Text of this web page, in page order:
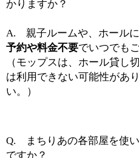
かりますか？
A. 親子ルームや、ホールに
予約や料金不要でいつでも
（モップスは、ホール貸し
は利用できない可能性があ
い。）
Q. まちりあの各部屋を使
ですか？